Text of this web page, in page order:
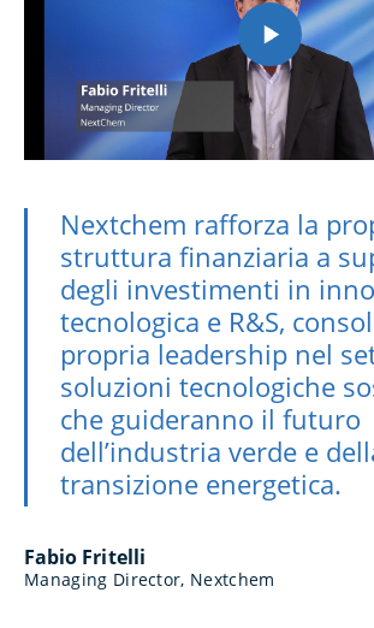
Nextchem rafforza la
struttura finanziaria a
degli investimenti in
tecnologica e R&S,
propria leadership nel
soluzioni tecnologiche
che guideranno il futuro
dell’industria verde e
transizione energetica.
Fabio Fritelli
Managing Director, Nextchem